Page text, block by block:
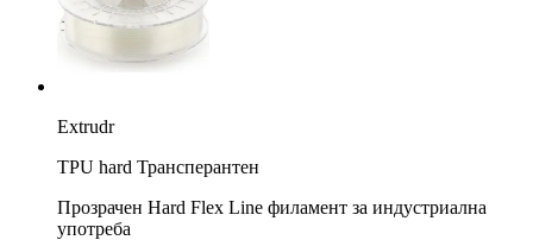
Extrudr
TPU hard Трансперантен
Прозрачен Hard Flex Line филамент за индустриална
употреба